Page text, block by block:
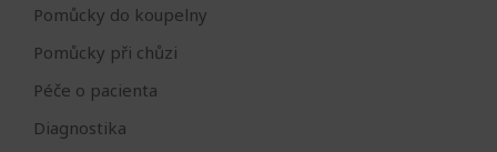
Pomůcky do koupelny
Pomůcky při chůzi
Péče o pacienta
Diagnostika